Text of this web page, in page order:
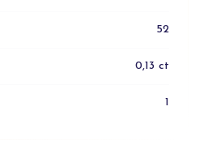
52
0,13 ct
1